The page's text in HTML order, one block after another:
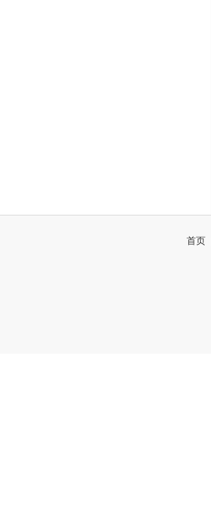
首页